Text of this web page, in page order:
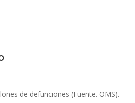
de defunciones (Fuente. OMS).